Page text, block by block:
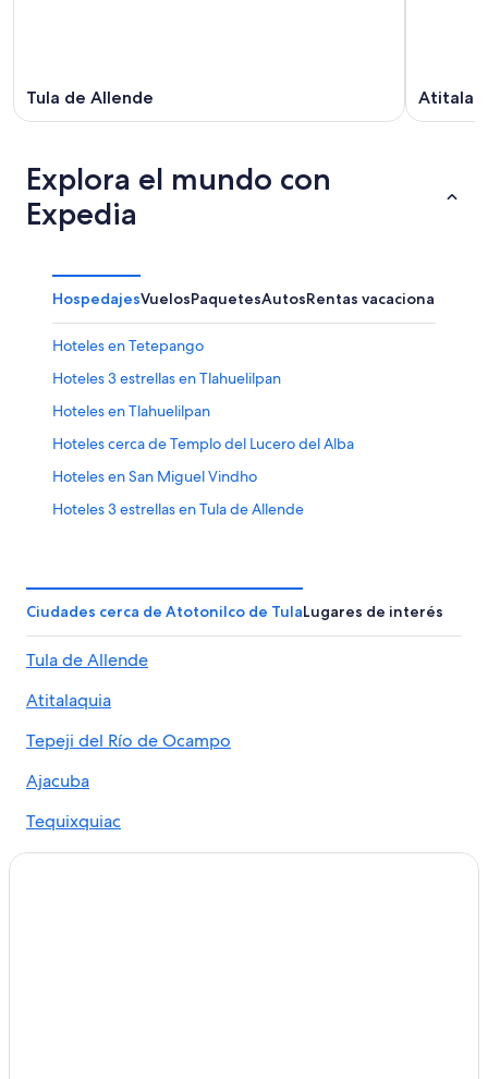
ago
Tula de Allende
Explora el mundo con
Expedia
HospedajesVuelosPaquetesAutosRentas vacacionales
Hoteles en Tetepango
Hoteles 3 estrellas en Tlahuelilpan
Hoteles en Tlahuelilpan
Hoteles cerca de Templo del Lucero del Alba
Hoteles en San Miguel Vindho
Hoteles 3 estrellas en Tula de Allende
Casas de huéspedes en Tula de Allende
Casas vacacionales en Tula de Allende
Hoteles con spa en Tula de Allende
Hoteles románticos en Tula de Allende
Hoteles con bar en Tula de Allende
Hoteles con hidromasaje en Tula de Allende
Ciudades cerca de Atotonilco de TulaLugares de interés
Tula de Allende
Atitalaquia
Tepeji del Río de Ocampo
Ajacuba
Tequixquiac